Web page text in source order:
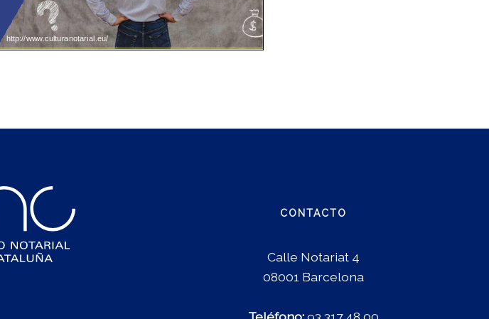
CONTACTO
Calle Notariat 4
08001 Barcelona